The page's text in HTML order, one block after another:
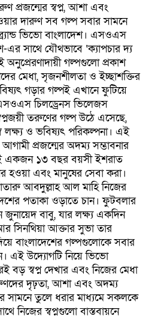
প্রজন্মের স্বপ্ন, আশা এবং
দারুণ সব গল্প সবার সামনে
ভিভো বাংলাদেশ। এসওএস
এর সাথে যৌথভাবে ‘ক্যাপচার দ্য
অনুপ্রেরণাদায়ী গল্পগুলো প্রকাশ
মেধা, সৃজনশীলতা ও ইচ্ছাশক্তির
গড়ার গল্পই এখানে ফুটিয়ে
চিলড্রেনস ভিলেজস
তরুণের গল্প উঠে এসেছে,
লক্ষ্য ও ভবিষ্যৎ পরিকল্পনা। এই
প্রজন্মের অদম্য সম্ভাবনার
একজন ১৩ বছর বয়সী ইশরাত
হওয়া এবং মানুষের সেবা করা।
আবদুল্লাহ আল মাহি নিজের
পতাকা ওড়াতে চান। ফুটবলার
জুনায়েদ বাবু, যার লক্ষ্য একদিন
সিনথিয়া আক্তার সুভা তার
বাংলাদেশের গল্পগুলোকে সবার
এই উদ্যোগটি নিয়ে ভিভো
বড় স্বপ্ন দেখার এবং নিজের মেধা
দৃঢ়তা, আশা এবং অদম্য
সামনে তুলে ধরার মাধ্যমে সকলকে
নিজের স্বপ্নগুলো বাস্তবায়নে